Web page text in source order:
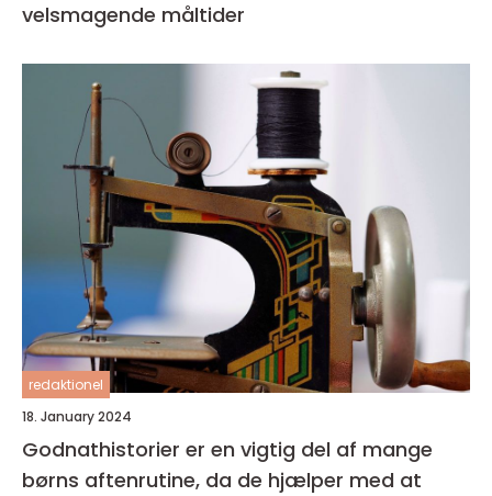
velsmagende måltider
redaktionel
18. January 2024
Godnathistorier er en vigtig del af mange
børns aftenrutine, da de hjælper med at